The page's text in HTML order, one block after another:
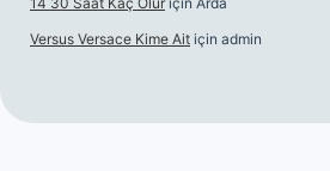
Versus Versace Kime Ait için admin